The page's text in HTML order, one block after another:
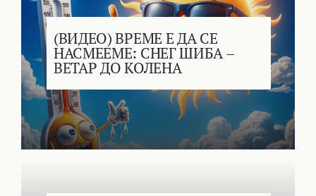
(ВИДЕО) ВРЕМЕ Е ДА СЕ
НАСМЕЕМЕ: СНЕГ ШИБА –
ВЕТАР ДО КОЛЕНА